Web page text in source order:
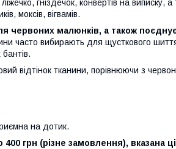
гніздечок, конвертів на виписку,
моксів, вігвамів.
червоних малюнків, а також
часто вибирають для щусткового
відтінок тканини, порівнюючи з
на дотик.
грн (різне замовлення), вказана